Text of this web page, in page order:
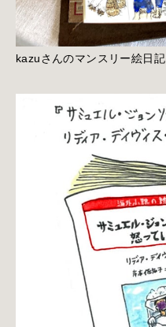
kazuさんのマンスリー絵日記